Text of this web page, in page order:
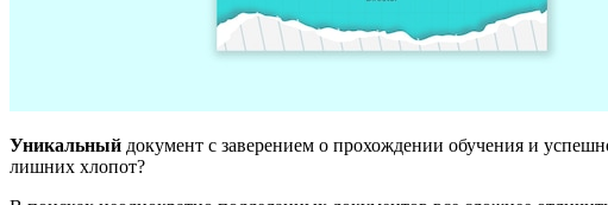
Уникальный документ с заверением о прохождении обучения и
лишних хлопот?